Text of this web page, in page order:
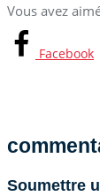
Vous avez
Facebook
Soumettre